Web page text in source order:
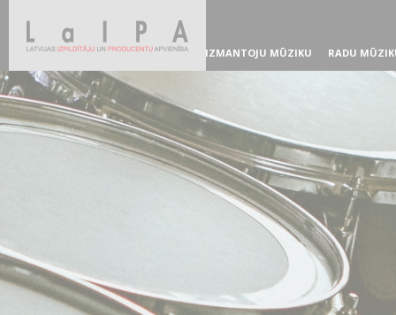
IZMANTOJU MŪZIKU RADU